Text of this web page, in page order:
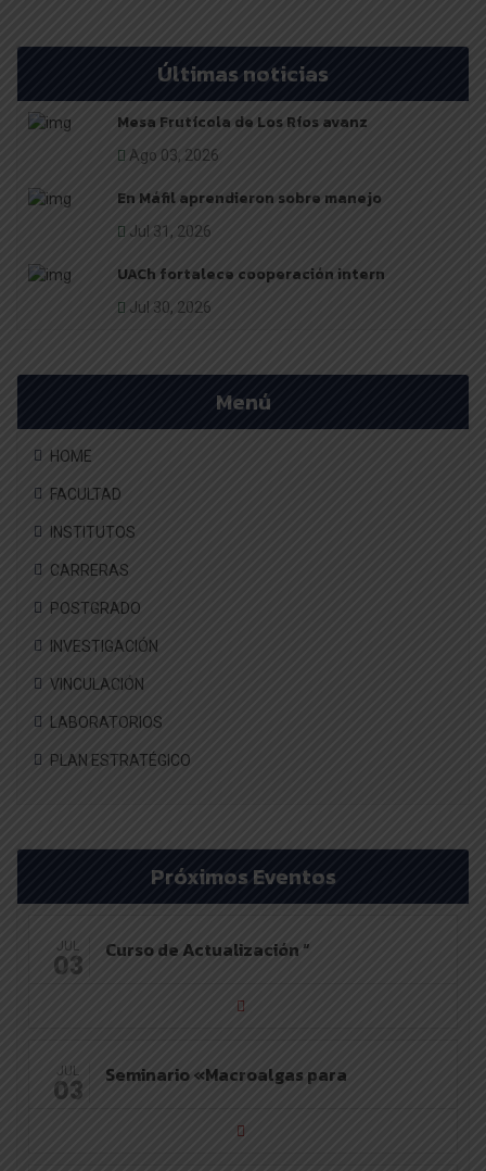
Últimas noticias
Mesa Frutícola de Los Ríos avanz
Ago 03, 2026
En Máfil aprendieron sobre manejo
Jul 31, 2026
UACh fortalece cooperación intern
Jul 30, 2026
Menú
HOME
FACULTAD
INSTITUTOS
CARRERAS
POSTGRADO
INVESTIGACIÓN
VINCULACIÓN
LABORATORIOS
PLAN ESTRATÉGICO
Próximos Eventos
JUL
03 Curso de Actualización “
JUL
03 Seminario «Macroalgas para